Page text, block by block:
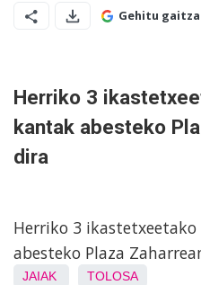
Gehitu
Herriko 3
kantak abesteko
dira
Herriko 3
abesteko Plaza
JAIAK TOLOSA